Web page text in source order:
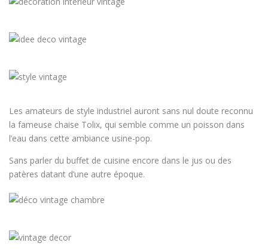
Les amateurs de style industriel auront sans nul doute reconnu
la fameuse chaise Tolix, qui semble comme un poisson dans
l’eau dans cette ambiance usine-pop.
Sans parler du buffet de cuisine encore dans le jus ou des
patères datant d’une autre époque.